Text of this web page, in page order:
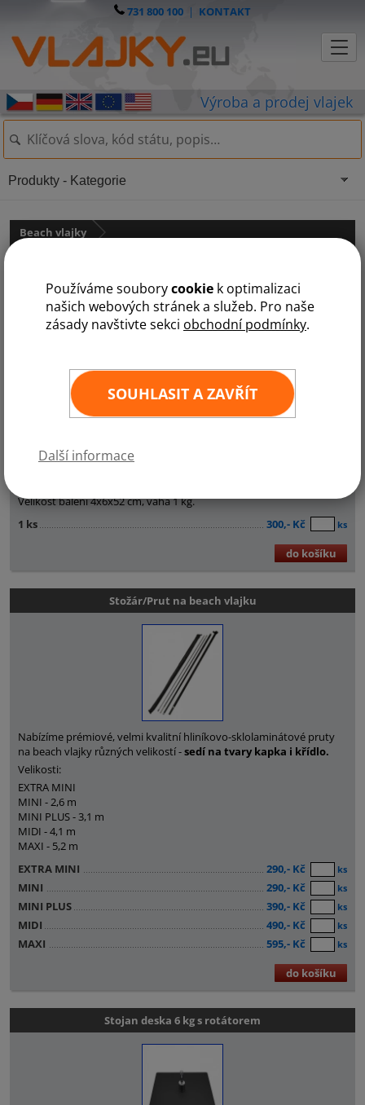
Používáme souborycookie k optimalizaci
našich webových stránek a služeb. Pro naše
zásady navštivte sekci obchodní podmínky.
SOUHLASIT A ZAVŘÍT
Další informace
731 800 100 | KONTAKT
Beach vlajky
D K N P R S V Z
Velikost balení 4x6x52 cm, váha 1 kg.
1 ks
300,- Kč ks
do košíku
Stožár/Prut na beach vlajku
Nabízíme prémiové, velmi kvalitní hliníkovo-sklolaminátové pruty
na beach vlajky různých velikostí -sedí na tvary kapka i křídlo.
Velikosti:
EXTRA MINI
MINI - 2,6 m
MINI PLUS - 3,1 m
MIDI - 4,1 m
MAXI - 5,2 m
EXTRA MINI
290,- Kč ks
MINI 290,- Kč ks
MINI PLUS 390,- Kč ks
MIDI 490,- Kč ks
MAXI 595,- Kč ks
do košíku
Stojan deska 6 kg s rotátorem
Produkty - Kategorie